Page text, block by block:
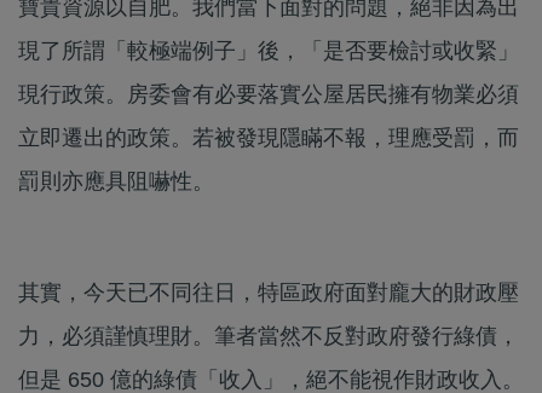
寶貴資源以自肥。我們當下面對的問題，絕非因為出
現了所謂「較極端例子」後，「是否要檢討或收緊」
現行政策。房委會有必要落實公屋居民擁有物業必須
立即遷出的政策。若被發現隱瞞不報，理應受罰，而
罰則亦應具阻嚇性。
其實，今天已不同往日，特區政府面對龐大的財政壓
力，必須謹慎理財。筆者當然不反對政府發行綠債，
但是 650 億的綠債「收入」，絕不能視作財政收入。